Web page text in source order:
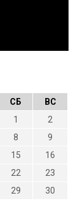
СБ
ВС
1
2
8
9
15
16
22
23
29
30